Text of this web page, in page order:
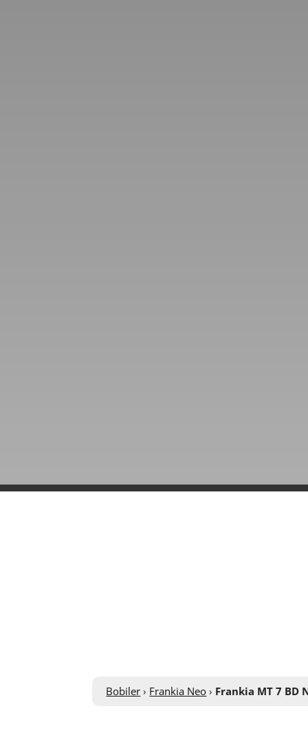
Bobiler › Frankia Neo › Frankia MT 7 BD